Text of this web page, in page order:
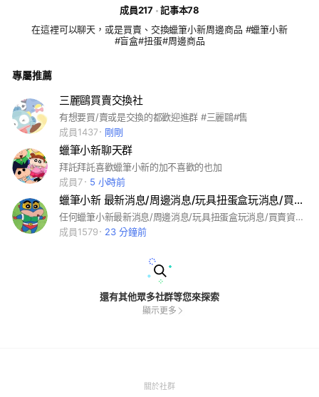
成員217
記事本78
在這裡可以聊天，或是買賣、交換蠟筆小新周邊商品 #蠟筆小新
#盲盒#扭蛋#周邊商品
專屬推薦
三麗鷗買賣交換社
有想要買/賣或是交換的都歡迎進群 #三麗鷗#售
成員1437
剛剛
蠟筆小新聊天群
拜託拜託喜歡蠟筆小新的加不喜歡的也加
成員7
5 小時前
蠟筆小新 最新消息/周邊消息/玩具扭蛋盒玩消息/買賣資訊交流社團
任何蠟筆小新最新消息/周邊消息/玩具扭蛋盒玩消息/買賣資訊交流 #蠟筆小新 #小新 #小白 #扭蛋 #盒玩
成員1579
23 分鐘前
還有其他眾多社群等您來探索
顯示更多
關於社群(Open